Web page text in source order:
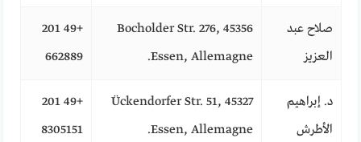
صلاح عبد
العزيز
Bocholder Str. 276, 45356
Essen, Allemagne.
+49 201
662889
د. إبراهيم
الأطرش
Ückendorfer Str. 51, 45327
Essen, Allemagne.
+49 201
8305151